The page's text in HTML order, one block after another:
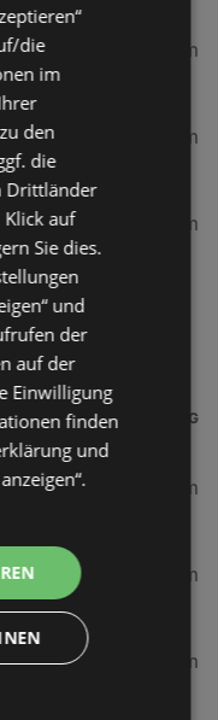
112,74 km
137,37 km
140,6 km
Filialen in
ENTFERNUNG
3,52 km
6,31 km
7,2 km
die
im
den
die
Drittländer
auf
Sie dies.
und
der
auf der
Einwilligung
finden
und